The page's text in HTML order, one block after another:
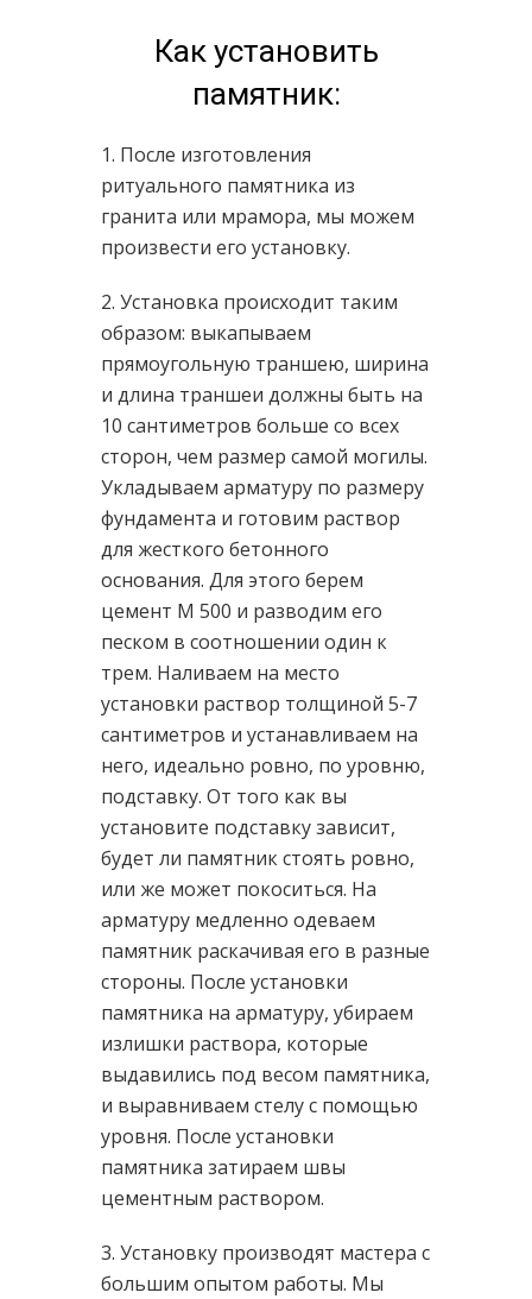
Как установить
памятник:
1. После изготовления
ритуального памятника из
гранита или мрамора, мы можем
произвести его установку.
2. Установка происходит таким
образом: выкапываем
прямоугольную траншею, ширина
и длина траншеи должны быть на
10 сантиметров больше со всех
сторон, чем размер самой могилы.
Укладываем арматуру по размеру
фундамента и готовим раствор
для жесткого бетонного
основания. Для этого берем
цемент М 500 и разводим его
песком в соотношении один к
трем. Наливаем на место
установки раствор толщиной 5-7
сантиметров и устанавливаем на
него, идеально ровно, по уровню,
подставку. От того как вы
установите подставку зависит,
будет ли памятник стоять ровно,
или же может покоситься. На
арматуру медленно одеваем
памятник раскачивая его в разные
стороны. После установки
памятника на арматуру, убираем
излишки раствора, которые
выдавились под весом памятника,
и выравниваем стелу с помощью
уровня. После установки
памятника затираем швы
цементным раствором.
3. Установку производят мастера с
большим опытом работы. Мы